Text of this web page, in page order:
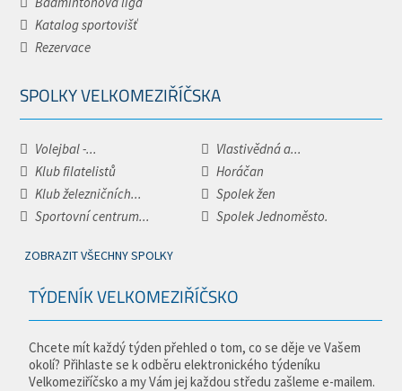
Katalog sportovišť
Rezervace
SPOLKY VELKOMEZIŘÍČSKA
Volejbal -...
Vlastivědná a...
Klub filatelistů
Horáčan
Klub železničních...
Spolek žen
Sportovní centrum...
Spolek Jednoměsto.
ZOBRAZIT VŠECHNY SPOLKY
TÝDENÍK VELKOMEZIŘÍČSKO
Chcete mít každý týden přehled o tom, co se děje ve Vašem
okolí? Přihlaste se k odběru elektronického týdeníku
Velkomeziříčsko a my Vám jej každou středu zašleme e-mailem.